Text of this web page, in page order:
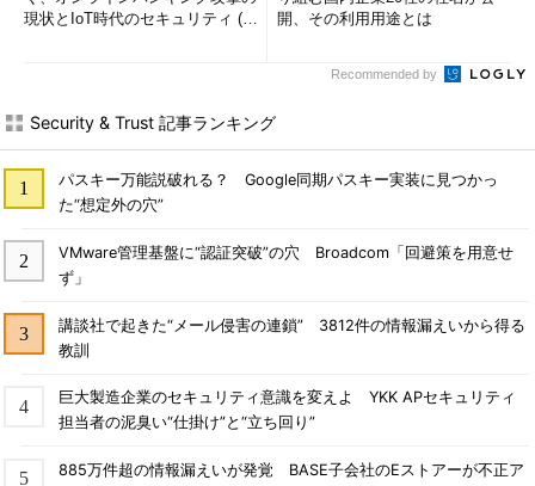
現状とIoT時代のセキュリティ (1/
開、その利用用途とは
Recommended by
Security & Trust 記事ランキング
パスキー万能説破れる？ Google同期パスキー実装に見つかっ
た“想定外の穴”
VMware管理基盤に“認証突破”の穴 Broadcom「回避策を用意せ
ず」
講談社で起きた“メール侵害の連鎖” 3812件の情報漏えいから得る
教訓
巨大製造企業のセキュリティ意識を変えよ YKK APセキュリティ
担当者の泥臭い“仕掛け”と“立ち回り”
885万件超の情報漏えいが発覚 BASE子会社のEストアーが不正ア